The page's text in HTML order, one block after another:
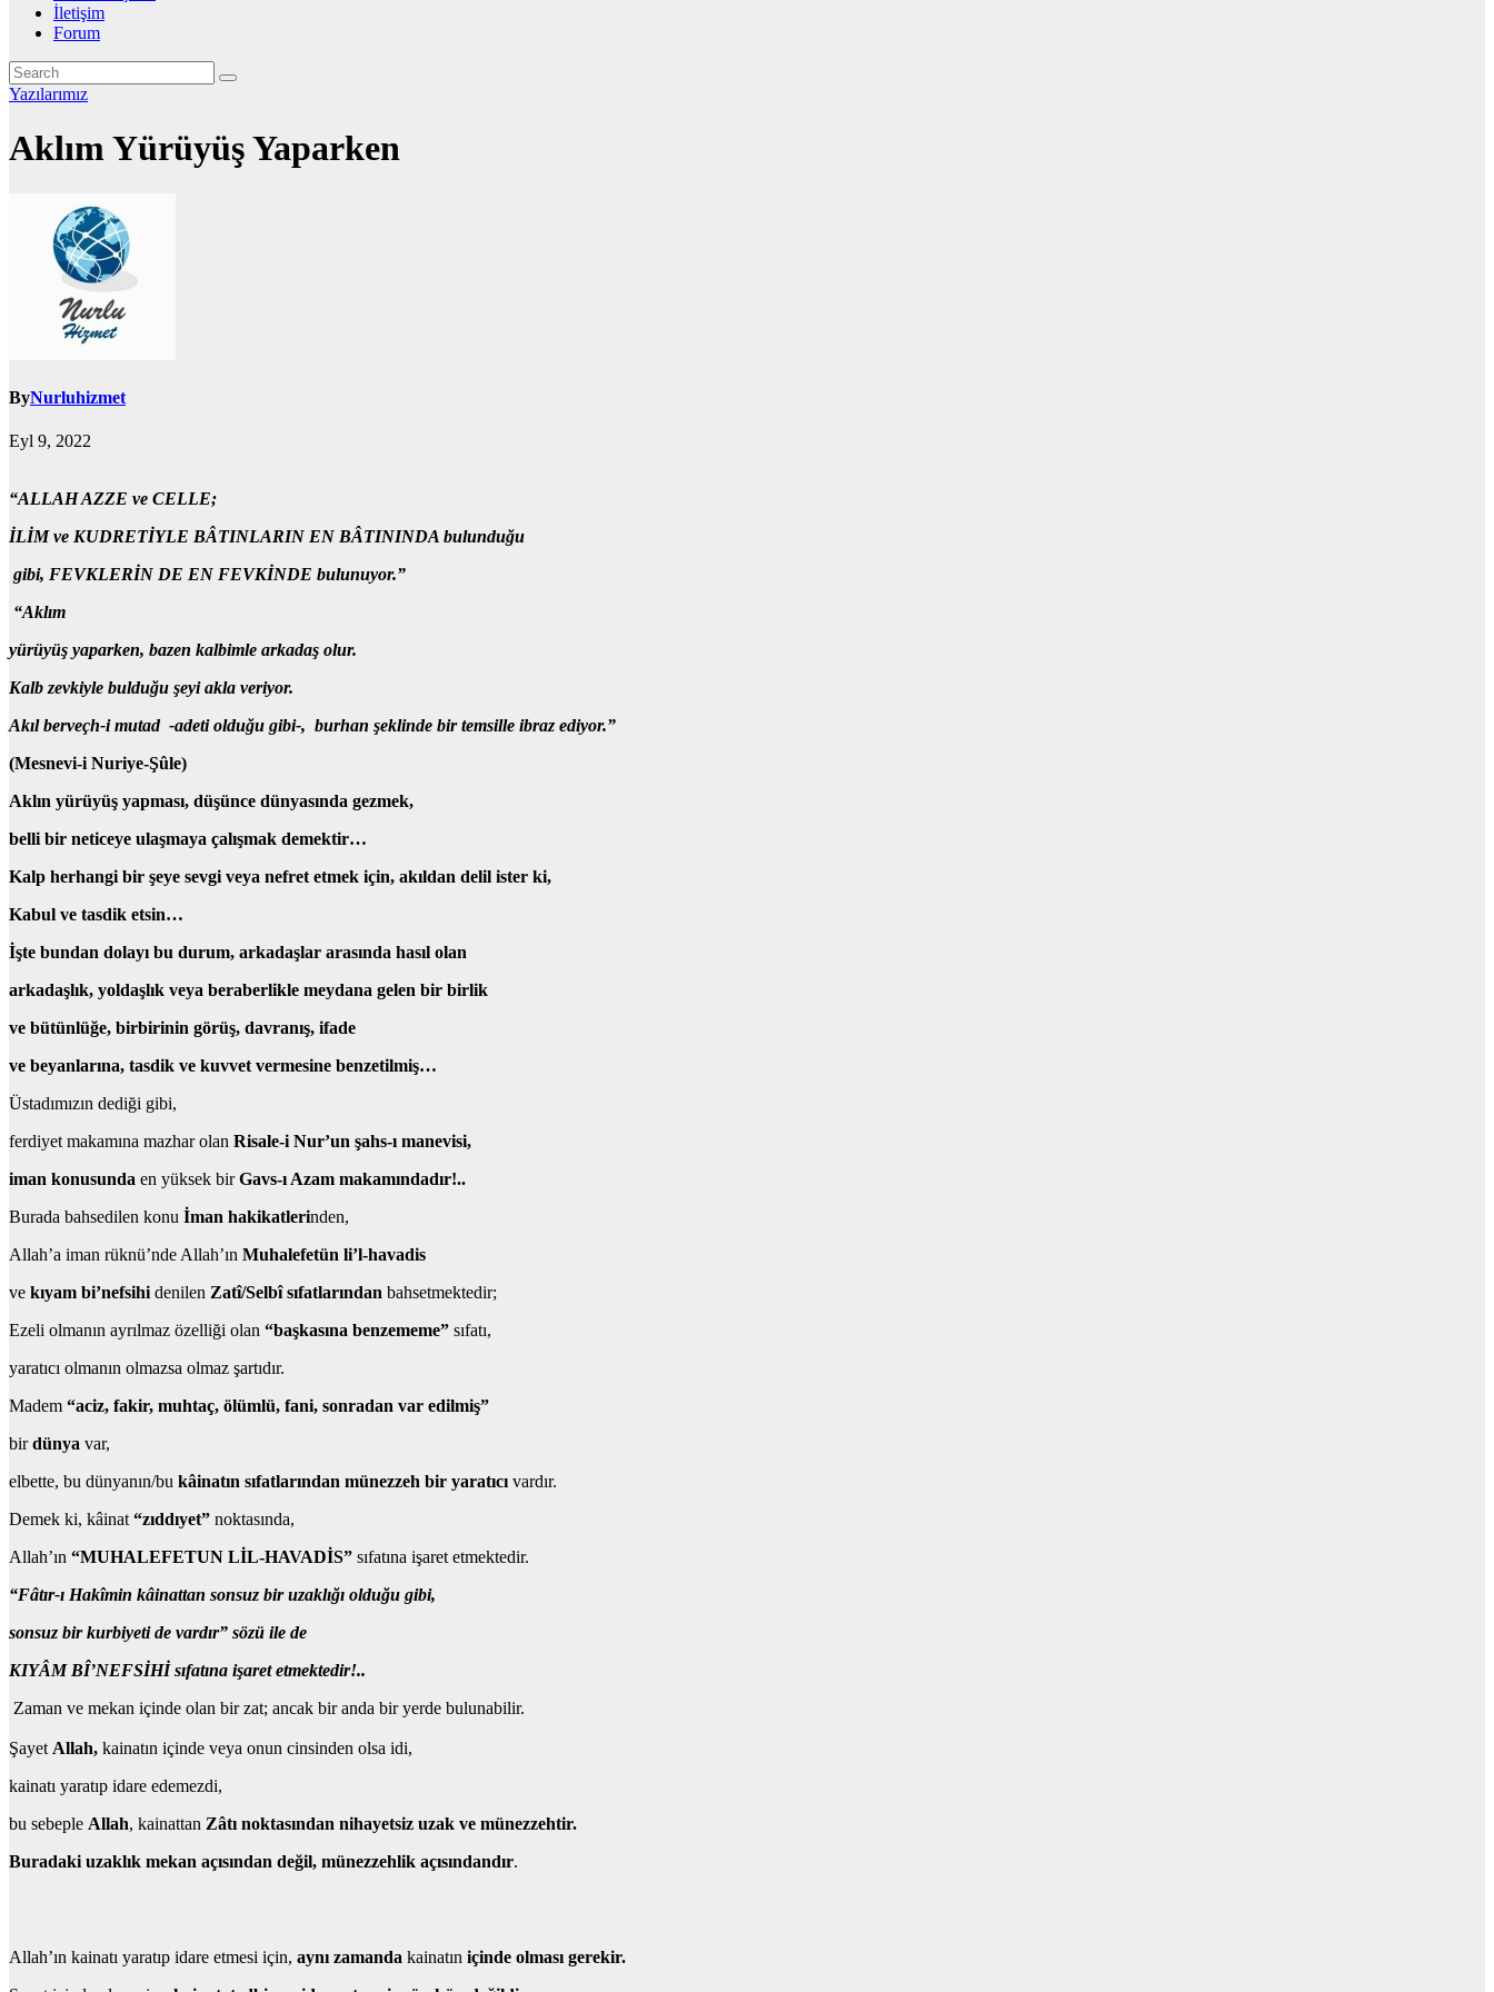
İletişim
Forum
Yazılarımız
Aklım Yürüyüş Yaparken
ByNurluhizmet
Eyl 9, 2022
“ALLAH AZZE ve CELLE;
İLİMve KUDRETİYLE BÂTINLARIN EN BÂTININDA bulunduğu
gibi, FEVKLERİN DE EN FEVKİNDE bulunuyor.”
“Aklım
yürüyüş yaparken, bazen kalbimle arkadaş olur.
Kalb zevkiyle bulduğu şeyi akla veriyor.
Akılberveçh-i mutad -adeti olduğu gibi-, burhan şeklinde bir temsille ibraz ediyor.”
(Mesnevi-i Nuriye-Şûle)
Aklın yürüyüş yapması, düşünce dünyasında gezmek,
belli bir neticeye ulaşmaya çalışmak demektir…
Kalp herhangi bir şeye sevgi veya nefret etmek için, akıldan delil ister ki,
Kabul ve tasdik etsin…
İşte bundan dolayı bu durum, arkadaşlar arasında hasıl olan
arkadaşlık, yoldaşlık veya beraberlikle meydana gelen bir birlik
ve bütünlüğe, birbirinin görüş, davranış, ifade
ve beyanlarına, tasdik ve kuvvet vermesine benzetilmiş…
Üstadımızın dediği gibi,
ferdiyet makamına mazhar olan Risale-i Nur’un şahs-ı manevisi,
iman konusunda en yüksek birGavs-ı Azam makamındadır!..
Burada bahsedilen konu İman hakikatlerinden,
Allah’a iman rüknü’nde Allah’ın Muhalefetün li’l-havadis
ve kıyam bi’nefsihi denilen Zatî/Selbî sıfatlarından bahsetmektedir;
Ezeli olmanın ayrılmaz özelliği olan “başkasına benzememe” sıfatı,
yaratıcı olmanın olmazsa olmaz şartıdır.
Madem “aciz, fakir, muhtaç, ölümlü, fani, sonradan var edilmiş”
birdünya var,
elbette, bu dünyanın/bu kâinatın sıfatlarından münezzeh bir yaratıcı vardır.
Demek ki, kâinat “zıddıyet” noktasında,
Allah’ın “MUHALEFETUN LİL-HAVADİS” sıfatına işaret etmektedir.
“Fâtır-ı Hakîmin kâinattan sonsuz bir uzaklığı olduğu gibi,
sonsuz bir kurbiyetide vardır” sözü ile de
KIYÂM BÎ’NEFSİHİ sıfatına işaret etmektedir!..
Zaman ve mekan içinde olan bir zat; ancak bir anda bir yerde bulunabilir.
Şayet Allah, kainatın içinde veya onun cinsinden olsa idi,
kainatı yaratıp idare edemezdi,
bu sebeple Allah, kainattan Zâtı noktasından nihayetsiz uzak ve münezzehtir.
Buradaki uzaklık mekan açısından değil, münezzehlik açısındandır.
Allah’ın kainatı yaratıp idare etmesi için, aynı zamanda kainatın içinde olması gerekir.